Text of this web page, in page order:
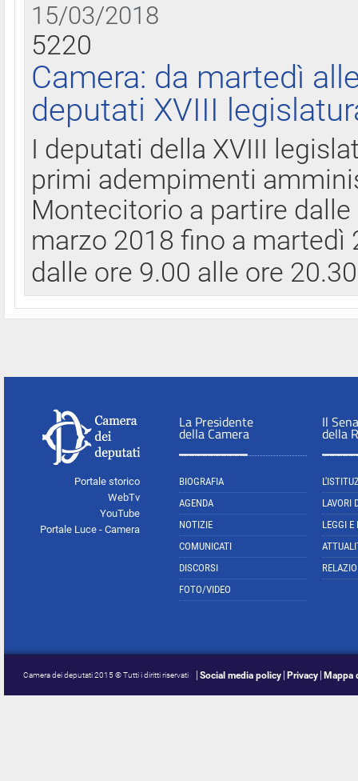
15/03/2018
5220
Camera: da martedì
deputati XVIII
I deputati della XVIII
primi adempimenti
Montecitorio a partire
marzo 2018 fino a
dalle ore 9.00 alle ore
Portale storico
WebTv
YouTube
Portale Luce - Camera
La Presidente
della Camera
BIOGRAFIA
AGENDA
NOTIZIE
COMUNICATI
DISCORSI
FOTO/VIDEO
Il
della
LAVORI
LEGGI E
Camera dei deputati 2015 © Tutti i diritti riservati Social media policy Privacy Mappa